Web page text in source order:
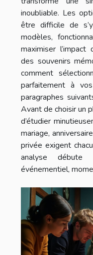
inoubliable. Les
être difficile de
modèles,
maximiser
des souvenirs
comment
parfaitement à
paragraphes
Avant de choisir un
d’étudier
mariage,
privée exigent
analyse débute
événementiel,